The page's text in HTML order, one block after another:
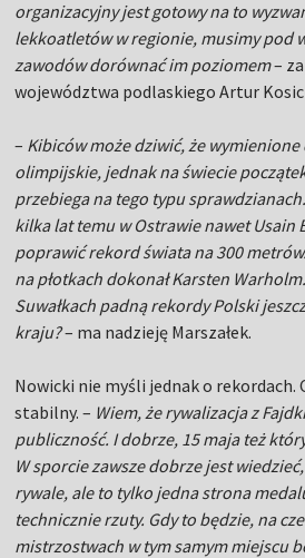
organizacyjny jest gotowy na to
lekkoatletów w regionie, musimy pod
zawodów dorównać im poziomem–
województwa podlaskiego Artur
– Kibiców może dziwić, że wymienione
olimpijskie, jednak na świecie
przebiega na tego typu
kilka lat temu w Ostrawie nawet Usain
poprawić rekord świata na 300
na płotkach dokonał Karsten
Suwałkach padną rekordy Polski
kraju?– ma nadzieję Marszałek.
Nowicki nie myśli jednak o rekordach.
stabilny. – Wiem, że rywalizacja z
publiczność. I dobrze, 15 maja też
W sporcie zawsze dobrze jest
rywale, ale to tylko jedna strona
technicznie rzuty. Gdy to będzie, na
mistrzostwach w tym samym miejscu